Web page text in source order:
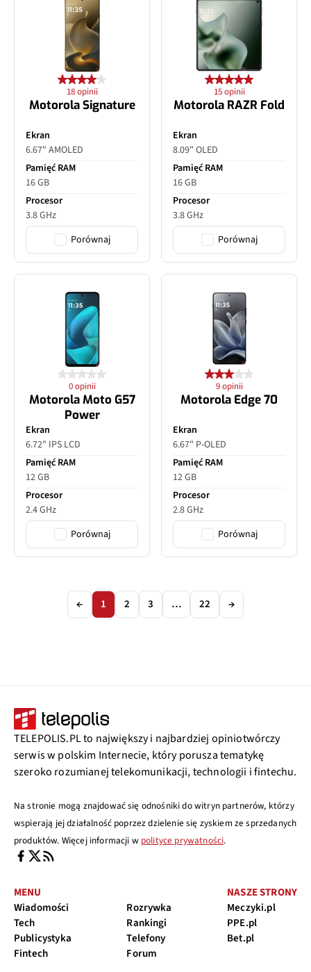
18 opinii
Motorola Signature
Ekran
6.67" AMOLED
Pamięć RAM
16 GB
Procesor
3.8 GHz
Porównaj
15 opinii
Motorola RAZR Fold
Ekran
8.09" OLED
Pamięć RAM
16 GB
Procesor
3.8 GHz
Porównaj
0 opinii
Motorola Moto G57
Power
Ekran
6.72" IPS LCD
Pamięć RAM
12 GB
Procesor
2.4 GHz
Porównaj
9 opinii
Motorola Edge 70
Ekran
6.67" P-OLED
Pamięć RAM
12 GB
Procesor
2.8 GHz
Porównaj
← 1 2 3 … 22 →
TELEPOLIS.PL to największy i najbardziej opiniotwórczy
serwis w polskim Internecie, który porusza tematykę
szeroko rozumianej telekomunikacji, technologii i fintechu.
Na stronie mogą znajdować się odnośniki do witryn partnerów, którzy
wspierają jej działalność poprzez dzielenie się zyskiem ze sprzedanych
produktów. Więcej informacji w polityce prywatności.
MENU
Wiadomości
Tech
Publicystyka
Fintech
Rozrywka
Rankingi
Telefony
Forum
NASZE STRONY
Meczyki.pl
PPE.pl
Bet.pl